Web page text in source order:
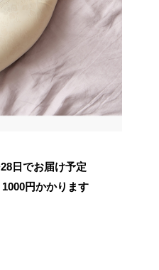
日でお届け予定
1000円かかります